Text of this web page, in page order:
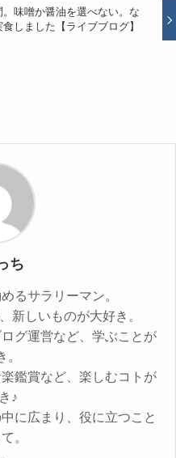
味噌か醤油を選べない。な
しました【ライブブログ】
ち
るサラリーマン。
新しいものが大好き。
グ運営など、学ぶことが
。
鑑賞など、楽しむコトが
♪
に広まり、役に立つこと
。